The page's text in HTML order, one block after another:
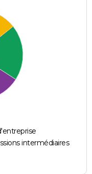
intermédiaires